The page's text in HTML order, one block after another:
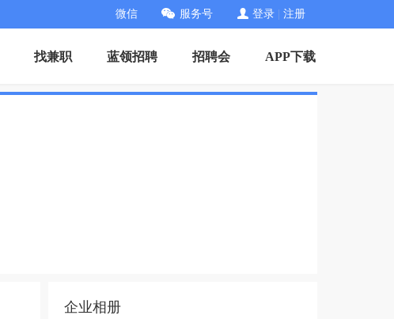
微信 服务号 登录 注册
找兼职 蓝领招聘 招聘会 APP下载
企业相册